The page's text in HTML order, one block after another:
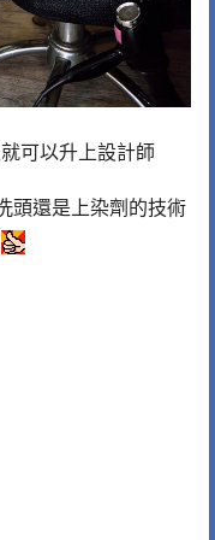
可以升上設計師
頭還是上染劑的技術